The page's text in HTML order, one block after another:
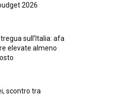
2026
sull’Italia: afa
elevate almeno
scontro tra